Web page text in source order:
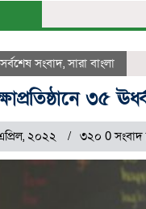
সর্বশেষ সংবাদ,সারা বাংলা
৩৫
২০২২ ৩২০ 0 সংবাদ